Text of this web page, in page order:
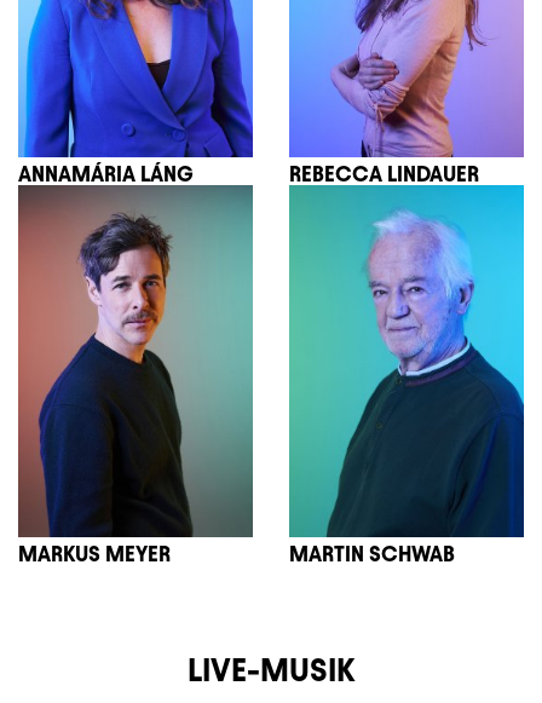
ANNAMÁRIA LÁNG REBECCA LINDAUER
MARKUS MEYER MARTIN SCHWAB
LIVE-MUSIK